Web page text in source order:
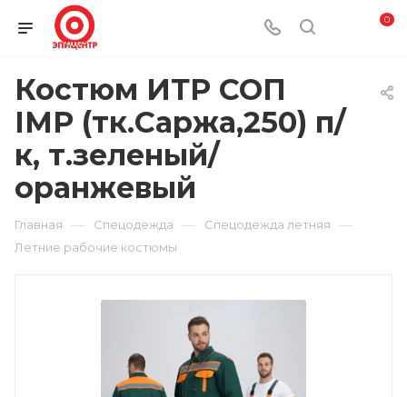
0
Костюм ИТР СОП
IMP (тк.Саржа,250) п/
к, т.зеленый/
оранжевый
Главная — Спецодежда — Спецодежда летняя —
Летние рабочие костюмы